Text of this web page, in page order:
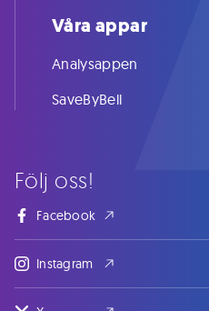
Följ oss!
Facebook
Instagram
Våra appar
Analysappen
SaveByBell